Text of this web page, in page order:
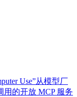
Use”从模型厂
用的开放 MCP 服务